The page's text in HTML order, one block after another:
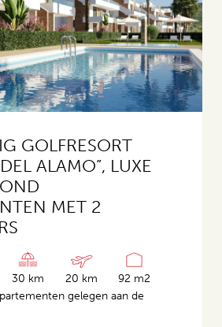
GOLFRESORT
ALAMO”, LUXE
MET 2
30 km 20 km
92 m2
gelegen aan de